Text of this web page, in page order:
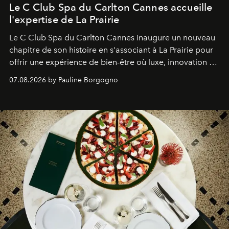
Le C Club Spa du Carlton Cannes accueille
l'expertise de La Prairie
Le C Club Spa du Carlton Cannes inaugure un nouveau
chapitre de son histoire en s'associant à La Prairie pour
offrir une expérience de bien-être où luxe, innovation et
07.08.2026 by Pauline Borgogno